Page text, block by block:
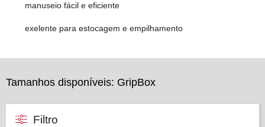
manuseio fácil e eficiente
exelente para estocagem e empilhamento
Tamanhos disponíveis: GripBox
Filtro